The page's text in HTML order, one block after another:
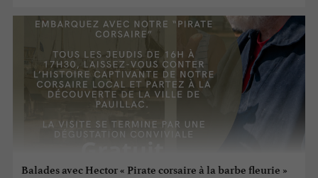
Balades avec Hector « Pirate corsaire à la barbe fleurie »